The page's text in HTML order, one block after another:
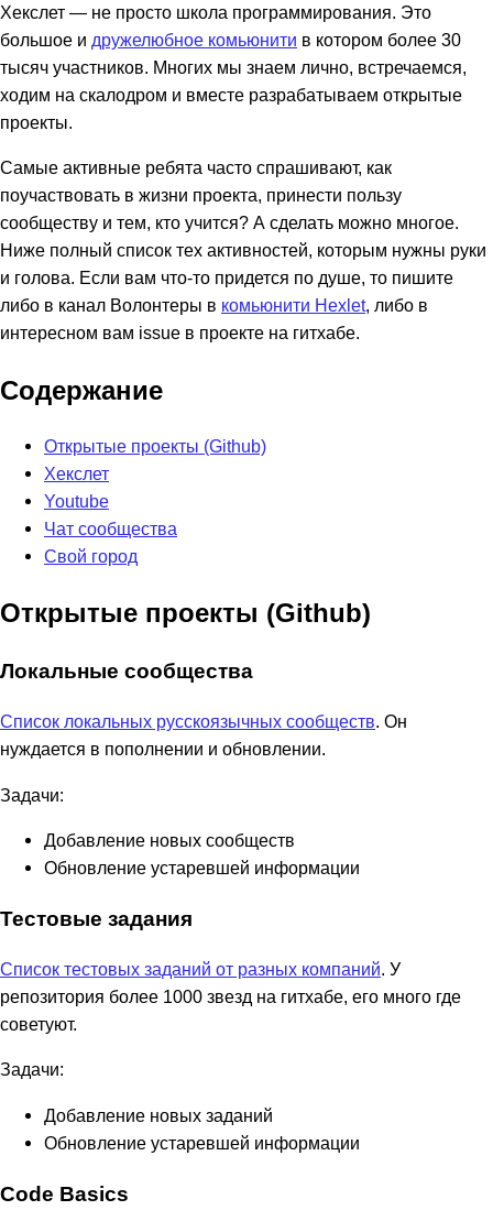
Хекслет — не просто школа программирования. Это
большое и дружелюбное комьюнити в котором более 30
тысяч участников. Многих мы знаем лично, встречаемся,
ходим на скалодром и вместе разрабатываем открытые
проекты.
Самые активные ребята часто спрашивают, как
поучаствовать в жизни проекта, принести пользу
сообществу и тем, кто учится? А сделать можно многое.
Ниже полный список тех активностей, которым нужны руки
и голова. Если вам что-то придется по душе, то пишите
либо в канал Волонтеры в комьюнити Hexlet, либо в
интересном вам issue в проекте на гитхабе.
Содержание
Открытые проекты (Github)
Хекслет
Youtube
Чат сообщества
Свой город
Открытые проекты (Github)
Локальные сообщества
Список локальных русскоязычных сообществ. Он
нуждается в пополнении и обновлении.
Задачи:
Добавление новых сообществ
Обновление устаревшей информации
Тестовые задания
Список тестовых заданий от разных компаний. У
репозитория более 1000 звезд на гитхабе, его много где
советуют.
Задачи:
Добавление новых заданий
Обновление устаревшей информации
Code Basics